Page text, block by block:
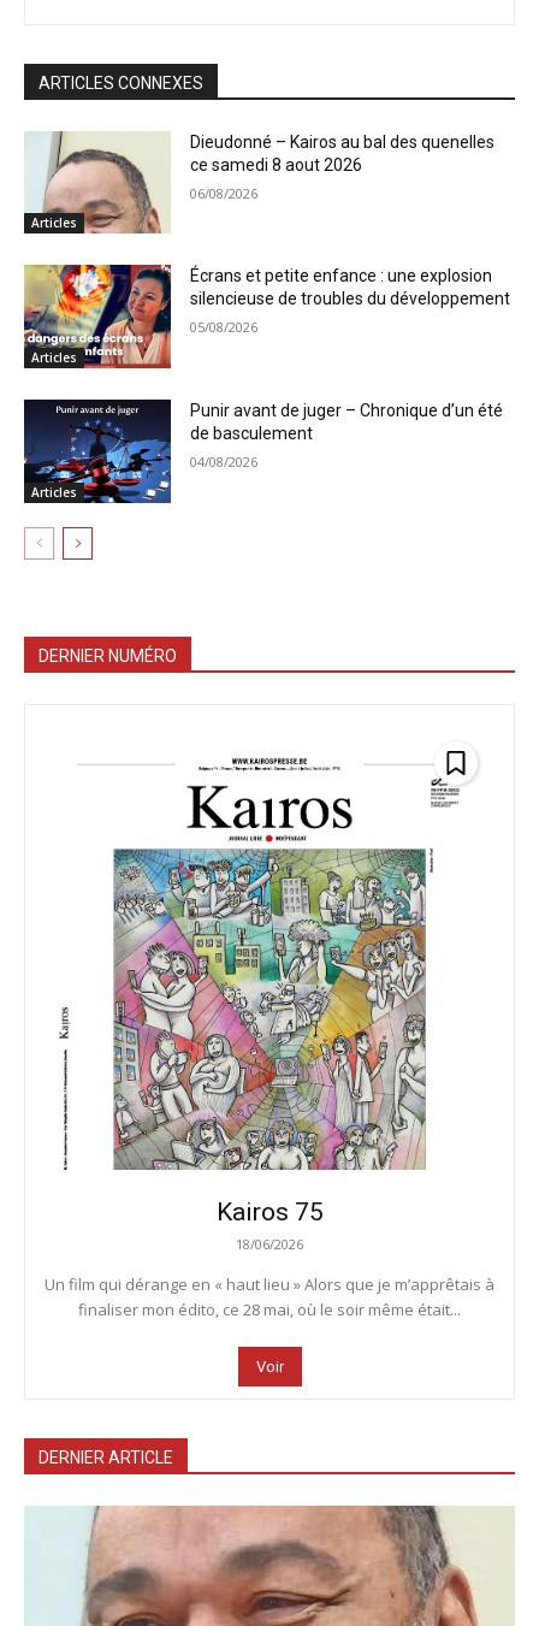
ARTICLES CONNEXES
Articles
Dieudonné – Kairos au bal des quenelles
ce samedi 8 aout 2026
06/08/2026
Articles
Écrans et petite enfance : une explosion
silencieuse de troubles du développement
05/08/2026
Articles
Punir avant de juger – Chronique d’un été
de basculement
04/08/2026
DERNIER NUMÉRO
Kairos 75
18/06/2026
Un film qui dérange en « haut lieu » Alors que je m’apprêtais à
finaliser mon édito, ce 28 mai, où le soir même était...
Voir
DERNIER ARTICLE